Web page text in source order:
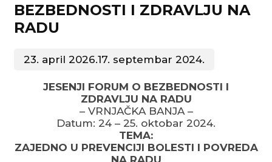
BEZBEDNOSTI I ZDRAVLJU NA
RADU
23. april 2026.17. septembar 2024.
JESENJI FORUM O BEZBEDNOSTI I
ZDRAVLJU NA RADU
– VRNJAČKA BANJA –
Datum: 24 – 25. oktobar 2024.
TEMA:
ZAJEDNO U PREVENCIJI BOLESTI I POVREDA
NA RADU